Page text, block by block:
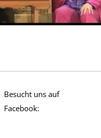
Besucht uns auf
Facebook: